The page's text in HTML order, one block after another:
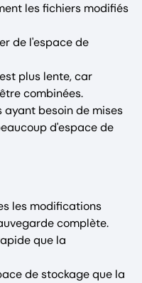
les fichiers modifiés
de l'espace de
plus lente, car
combinées.
besoin de mises
d'espace de
les modifications
complète.
que la
de stockage que la